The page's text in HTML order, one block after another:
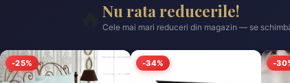
Nu rata reducerile!
Cele mai mari reduceri din magazin — se
-25% -34% -